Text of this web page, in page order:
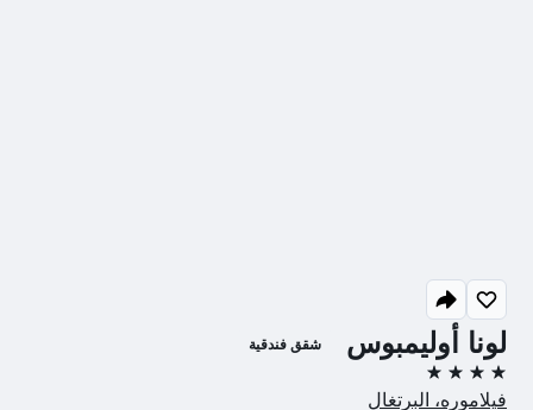
لونا أوليمبوس شقق فندقية
4 نجوم
فيلاموره، البرتغال